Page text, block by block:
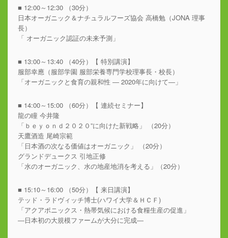
■ 12:00～12:30 （30分）
日本オーガニック＆ナチュラルフーズ協会 高橋勉（JONA 理事
長）
「 オーガニック認証の未来予測」
■ 13:00～13:40 （40分）【 特別講演】
服部幸應（服部学園 服部栄養専門学校理事長・校長）
「オーガニックと食育の親和性 ― 2020年に向けて―」
■ 14:00～15:00 （60分）【 連続セミナー】
龍の瞳 今井隆
「ｂｅｙｏｎｄ２０２０”に向けた新戦略」 （20分）
天鷹酒造 尾崎宗範
「日本酒の次なる価値はオーガニック」 （20分）
グランドデュークス 引地正修
「水のオーガニック、水の地産地消を考える」（20分）
■ 15:10～16:00 （50分）【 来日講演】
テッド・ラドヴィッチ博士(ハワイ大学＆ＨＣＦ)
「アクアポニックス・熱帯気候における食糧生産の促進」
―日本初の大規模ファームが大分に完成―